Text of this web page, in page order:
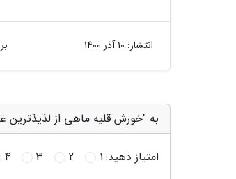
انتشار: 10 آذر 1400
به "خورش قلیه ماهی از لذیذترین
امتیاز دهید:1
2
3
4